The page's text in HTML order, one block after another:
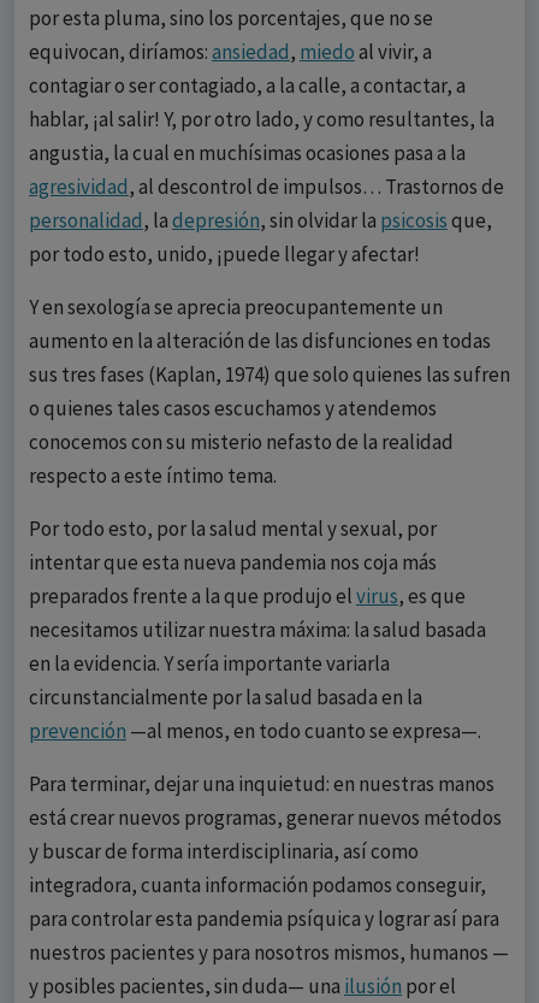
por esta pluma, sino los porcentajes, que no se
equivocan, diríamos:ansiedad, miedoal vivir, a
contagiar o ser contagiado, a la calle, a contactar, a
hablar, ¡al salir! Y, por otro lado, y como resultantes, la
angustia, la cual en muchísimas ocasiones pasa a la
agresividad, al descontrol de impulsos… Trastornos de
personalidad, ladepresión, sin olvidar la psicosisque,
por todo esto, unido, ¡puede llegar y afectar!
Y en sexología se aprecia preocupantemente un
aumento en la alteración de las disfunciones en todas
sus tres fases (Kaplan, 1974) que solo quienes las sufren
o quienes tales casos escuchamos y atendemos
conocemos con su misterio nefasto de la realidad
respecto a este íntimo tema.
Por todo esto, por la salud mental y sexual, por
intentar que esta nueva pandemia nos coja más
preparados frente a la que produjo elvirus, es que
necesitamos utilizar nuestra máxima: la salud basada
en la evidencia. Y sería importante variarla
circunstancialmente por la salud basada en la
prevención —al menos, en todo cuanto se expresa—.
Para terminar, dejar una inquietud: en nuestras manos
está crear nuevos programas, generar nuevos métodos
y buscar de forma interdisciplinaria, así como
integradora, cuanta información podamos conseguir,
para controlar esta pandemia psíquica y lograr así para
nuestros pacientes y para nosotros mismos, humanos —
y posibles pacientes, sin duda— una ilusión por el